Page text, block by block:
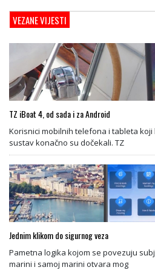
VEZANE VIJESTI
TZ iBoat 4, od sada i za Android
Korisnici mobilnih telefona i tableta
sustav konačno su dočekali. TZ
Jednim klikom do sigurnog veza
Pametna logika kojom se povezuju
marini i samoj marini otvara mog